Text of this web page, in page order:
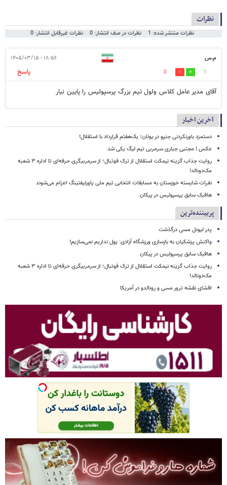
نظرات
نظرات منتشر شده: 1 نظرات در صف انتشار: 0 نظرات غیرقابل انتشار: 0
م.س ۱۸:۵۶ - ۱۴۰۵/۰۳/۱۵
1
0
پاسخ
آقای مدیر عامل کلاس ولول تیم بزرگ پرسپولیس را پایین نیار
آخرین اخبار
دستمزد باورنکردنی جنپو در یونان؛ یک‌هفتم قرارداد با استقلال!
عکس | مجتبی جباری سرمربی تیم لیگ یکی شد
روایت جذاب گزینه نیمکت استقلال از ترک فوتبال؛ از سرمربیگری حرفه‌ای تا اداره ۳ شعبه
مک‌دونالد!
نفرات شایسته خوزستان به مسابقات انتخابی تیم ملی پاورلیفتینگ اعزام می‌شوند
هافبک سابق پرسپولیس در پیکان
پربیننده‌ترین
پدر لیونل مسی درگذشت
واکنش پزشکیان به بازسازی ورزشگاه آزادی: پول نداریم نمی‌سازیم!
هافبک سابق پرسپولیس در پیکان
روایت جذاب گزینه نیمکت استقلال از ترک فوتبال؛ از سرمربیگری حرفه‌ای تا اداره ۳ شعبه
مک‌دونالد!
افشای نقشه ترور مسی و رونالدو در آمریکا